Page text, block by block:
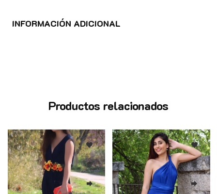
INFORMACIÓN ADICIONAL
Productos relacionados